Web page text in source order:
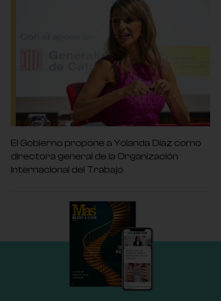
El Gobierno propone a Yolanda Díaz como
directora general de la Organización
Internacional del Trabajo